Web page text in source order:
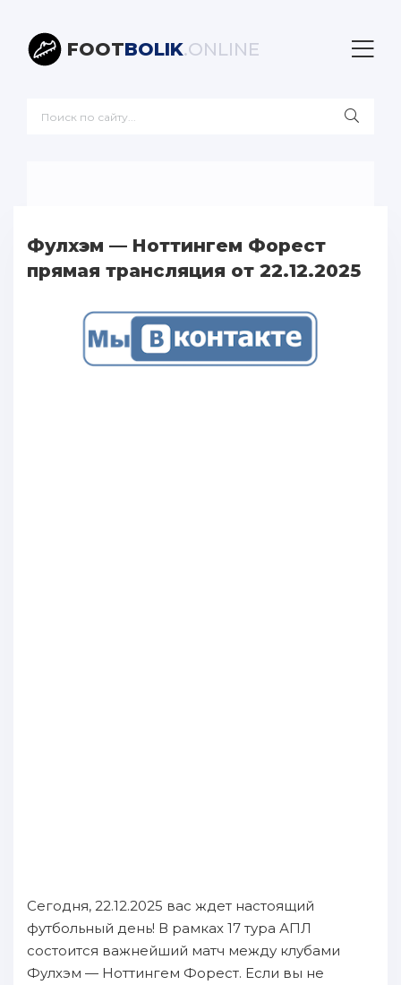
FOOTBOLIK.ONLINE
Фулхэм — Ноттингем Форест
прямая трансляция от 22.12.2025
Сегодня, 22.12.2025 вас ждет настоящий
футбольный день! В рамках 17 тура АПЛ
состоится важнейший матч между клубами
Фулхэм — Ноттингем Форест. Если вы не